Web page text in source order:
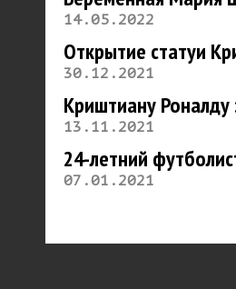
14.05.2022
Открытие статуи
30.12.2021
Криштиану Роналду
13.11.2021
24-летний
07.01.2021